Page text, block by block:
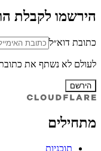
הירשמו לקבלת
כתובת דוא״ל
לעולם לא נשתף את
הירשם
מתחילים
תוכניות